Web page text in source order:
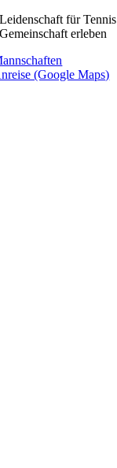
Leidenschaft für Tennis
Gemeinschaft erleben
(Google Maps)